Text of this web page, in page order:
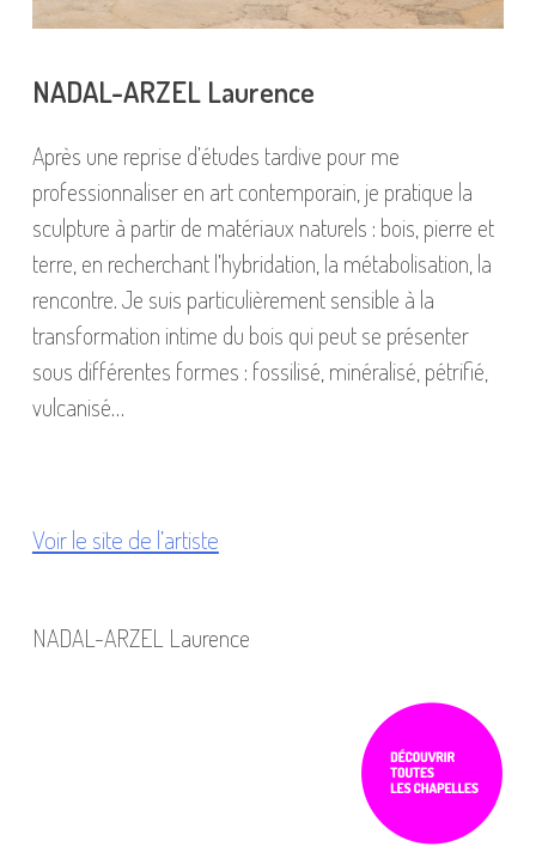
NADAL-ARZEL Laurence
Après une reprise d’études tardive pour me
professionnaliser en art contemporain, je pratique la
sculpture à partir de matériaux naturels : bois, pierre et
terre, en recherchant l’hybridation, la métabolisation, la
rencontre. Je suis particulièrement sensible à la
transformation intime du bois qui peut se présenter
sous différentes formes : fossilisé, minéralisé, pétrifié,
vulcanisé…
Voir le site de l’artiste
NADAL-ARZEL Laurence